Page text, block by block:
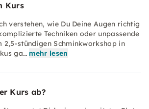
Kurs
verstehen, wie Du Deine Augen richtig
Techniken oder unpassende
2,5-stündigen Schminkworkshop in
ga… mehr lesen
Kurs ab?